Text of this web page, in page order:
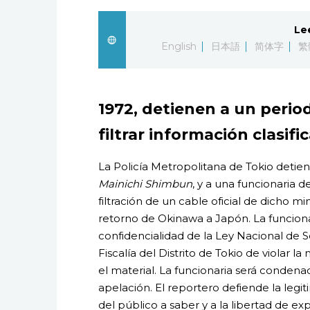
English
日本語 简体字
1972, detienen a un
filtrar información
La Policía Metropolitana de Tokio
Mainichi Shimbun, y a una funcionaria
filtración de un cable oficial de dicho
retorno de Okinawa a Japón. La
confidencialidad de la Ley Nacional de
Fiscalía del Distrito de Tokio de violar
el material. La funcionaria será
apelación. El reportero defiende la
del público a saber y a la libertad de